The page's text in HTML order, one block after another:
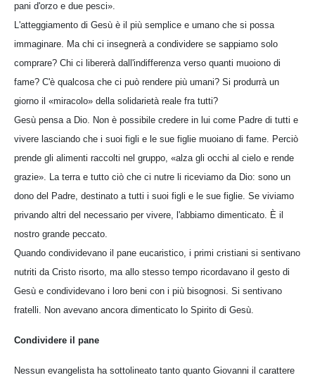
pani d'orzo e due pesci».
L'atteggiamento di Gesù è il più semplice e umano che si possa
immaginare. Ma chi ci insegnerà a condividere se sappiamo solo
comprare? Chi ci libererà dall'indifferenza verso quanti muoiono di
fame? C'è qualcosa che ci può rendere più umani? Si produrrà un
giorno il «miracolo» della solidarietà reale fra tutti?
Gesù pensa a Dio. Non è possibile credere in lui come Padre di tutti e
vivere lasciando che i suoi figli e le sue figlie muoiano di fame. Perciò
prende gli alimenti raccolti nel gruppo, «alza gli occhi al cielo e rende
grazie». La terra e tutto ciò che ci nutre li riceviamo da Dio: sono un
dono del Padre, destinato a tutti i suoi figli e le sue figlie. Se viviamo
privando altri del necessario per vivere, l'abbiamo dimenticato. È il
nostro grande peccato.
Quando condividevano il pane eucaristico, i primi cristiani si sentivano
nutriti da Cristo risorto, ma allo stesso tempo ricordavano il gesto di
Gesù e condividevano i loro beni con i più bisognosi. Si sentivano
fratelli. Non avevano ancora dimenticato lo Spirito di Gesù.
Condividere il pane
Nessun evangelista ha sottolineato tanto quanto Giovanni il carattere